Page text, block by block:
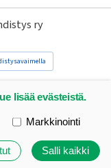
ry
lisää evästeistä.
Markkinointi
Salli kaikki